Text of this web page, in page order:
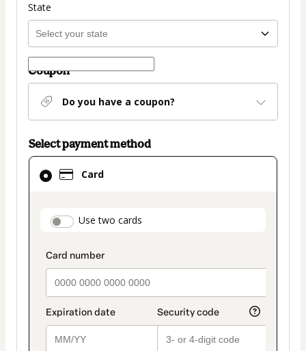
State
Coupon
Do you have a coupon?
Select payment method
Card
payment_data.section_title_v2
Use two cards
Card
selected
method